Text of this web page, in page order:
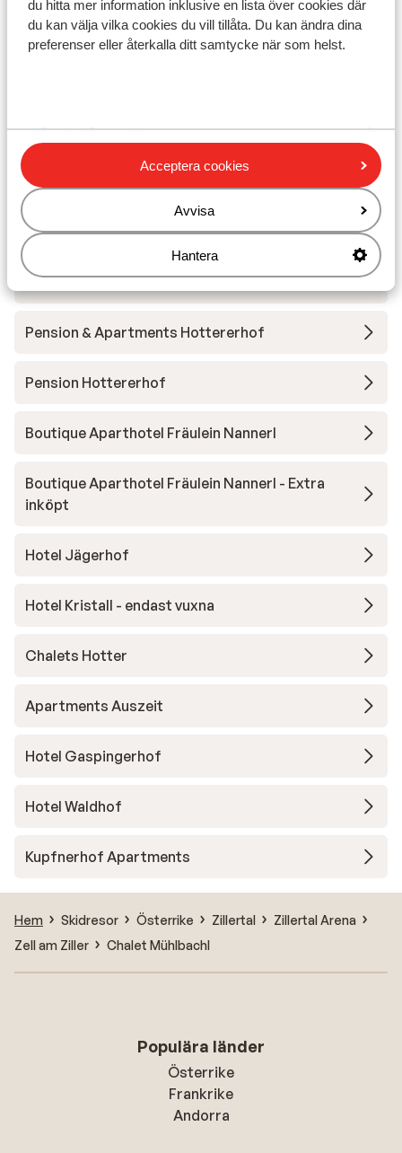
du hitta mer information inklusive en lista över cookies där
du kan välja vilka cookies du vill tillåta. Du kan ändra dina
preferenser eller återkalla ditt samtycke när som helst.
Acceptera cookies
Avvisa
Hantera
Utrustning
s' Anderl Apparthaus
Gasthof Riederhof
Sruh Prime Apartments
Huber's Lodge
Pension & Apartments Hottererhof
Pension Hottererhof
Boutique Aparthotel Fräulein Nannerl
Boutique Aparthotel Fräulein Nannerl - Extra
inköpt
Hotel Jägerhof
Hotel Kristall - endast vuxna
Chalets Hotter
Apartments Auszeit
Hotel Gaspingerhof
Hotel Waldhof
Kupfnerhof Apartments
Hem Skidresor Österrike Zillertal
Zillertal Arena
Zell am Ziller
Chalet Mühlbachl
Populära länder
Österrike
Frankrike
Andorra